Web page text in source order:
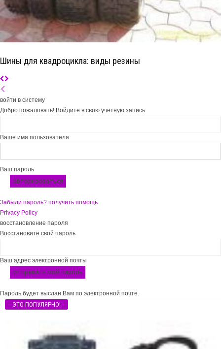
Шины для квадроцикла: виды резины
войти в систему
Добро пожаловать! Войдите в свою учётную запись
Ваше имя пользователя
Ваш пароль
Забыли пароль? получить помощь
Privacy Policy
восстановление пароля
Восстановите свой пароль
Ваш адрес электронной почты
Пароль будет выслан Вам по электронной почте.
ЭТО ПОПУЛЯРНО!